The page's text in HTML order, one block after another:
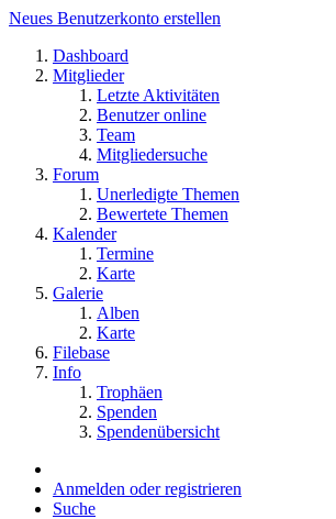
Neues Benutzerkonto erstellen
Dashboard
Mitglieder
Letzte Aktivitäten
Benutzer online
Team
Mitgliedersuche
Forum
Unerledigte Themen
Bewertete Themen
Kalender
Termine
Karte
Galerie
Alben
Karte
Filebase
Info
Trophäen
Spenden
Spendenübersicht
Anmelden oder registrieren
Suche